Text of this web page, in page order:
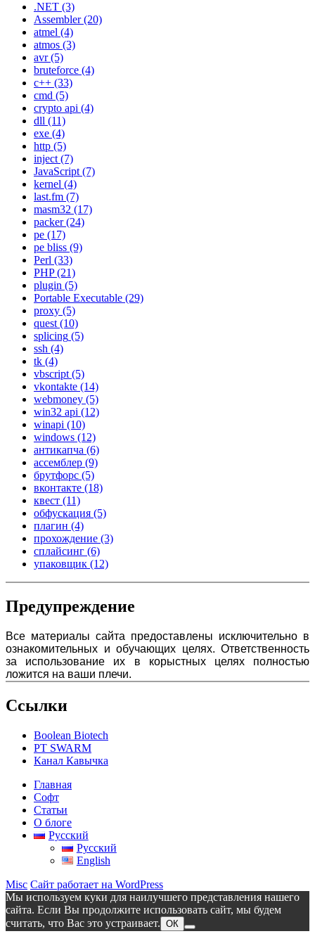
.NET (3)
Assembler(20)
atmel (4)
atmos (3)
avr(5)
bruteforce (4)
c++ (33)
cmd (5)
crypto api (4)
dll (11)
exe (4)
http (5)
inject (7)
JavaScript (7)
kernel (4)
last.fm (7)
masm32 (17)
packer(24)
pe (17)
pe bliss (9)
Perl (33)
PHP(21)
plugin (5)
Portable Executable (29)
proxy (5)
quest (10)
splicing (5)
ssh (4)
tk (4)
vbscript (5)
vkontakte (14)
webmoney (5)
win32 api (12)
winapi (10)
windows (12)
антикапча (6)
ассемблер (9)
брутфорс (5)
вконтакте (18)
квест (11)
обфускация (5)
плагин (4)
прохождение (3)
сплайсинг (6)
упаковщик (12)
Предупреждение
Все материалы сайта предоставлены исключительно в
ознакомительных и обучающих целях. Ответственность
за использование их в корыстных целях полностью
ложится на ваши плечи.
Ссылки
Boolean Biotech
PT SWARM
Канал Кавычка
Главная
Софт
Статьи
О блоге
Русский
Русский
English
Misc Сайт работает на WordPress
Мы используем куки для наилучшего представления нашего
сайта. Если Вы продолжите использовать сайт, мы будем
считать, что Вас это устраивает. ОК